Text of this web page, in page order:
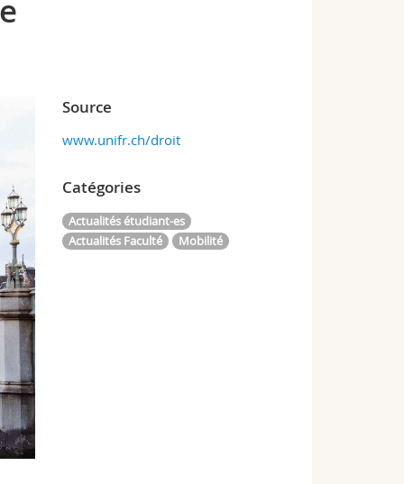
Source
www.unifr.ch/droit
Catégories
Actualités étudiant-es
Actualités Faculté
Mobilité